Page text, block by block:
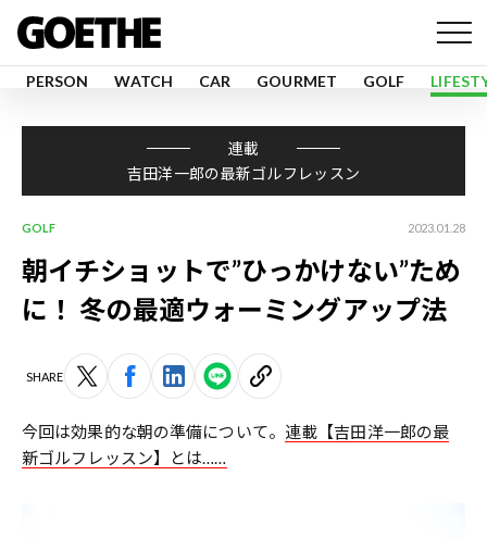
PERSON WATCH CAR GOURMET GOLF
連載
吉田洋一郎の最新ゴルフレッスン
GOLF 2023.01.28
朝イチショットで”ひっかけない”ため
に！ 冬の最適ウォーミングアップ法
SHARE
今回は効果的な朝の準備について。 連載【吉田洋一郎の最
新ゴルフレッスン】とは……